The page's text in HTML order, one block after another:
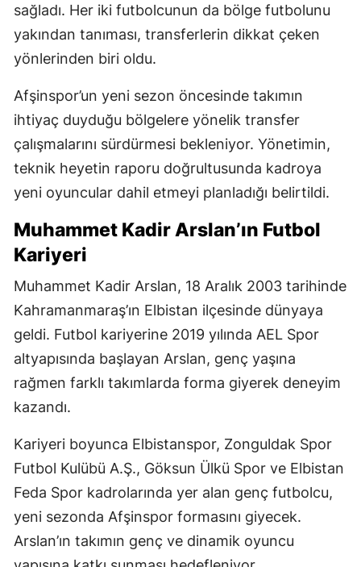
sağladı. Her iki futbolcunun da bölge futbolunu
yakından tanıması, transferlerin dikkat çeken
yönlerinden biri oldu.
Afşinspor’un yeni sezon öncesinde takımın
ihtiyaç duyduğu bölgelere yönelik transfer
çalışmalarını sürdürmesi bekleniyor. Yönetimin,
teknik heyetin raporu doğrultusunda kadroya
yeni oyuncular dahil etmeyi planladığı belirtildi.
Muhammet Kadir Arslan’ın Futbol
Kariyeri
Muhammet Kadir Arslan, 18 Aralık 2003 tarihinde
Kahramanmaraş’ın Elbistan ilçesinde dünyaya
geldi. Futbol kariyerine 2019 yılında AEL Spor
altyapısında başlayan Arslan, genç yaşına
rağmen farklı takımlarda forma giyerek deneyim
kazandı.
Kariyeri boyunca Elbistanspor, Zonguldak Spor
Futbol Kulübü A.Ş., Göksun Ülkü Spor ve Elbistan
Feda Spor kadrolarında yer alan genç futbolcu,
yeni sezonda Afşinspor formasını giyecek.
Arslan’ın takımın genç ve dinamik oyuncu